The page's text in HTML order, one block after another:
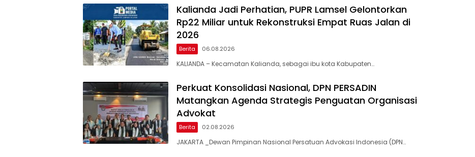
Kalianda Jadi Perhatian, PUPR Lamsel Gelontorkan
Rp22 Miliar untuk Rekonstruksi Empat Ruas Jalan di
2026
Berita 06.08.2026
KALIANDA – Kecamatan Kalianda, sebagai ibu kota Kabupaten…
Perkuat Konsolidasi Nasional, DPN PERSADIN
Matangkan Agenda Strategis Penguatan Organisasi
Advokat
Berita 02.08.2026
JAKARTA _Dewan Pimpinan Nasional Persatuan Advokasi Indonesia (DPN…